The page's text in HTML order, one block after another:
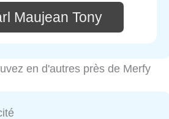
Maujean Tony
en d'autres près de Merfy